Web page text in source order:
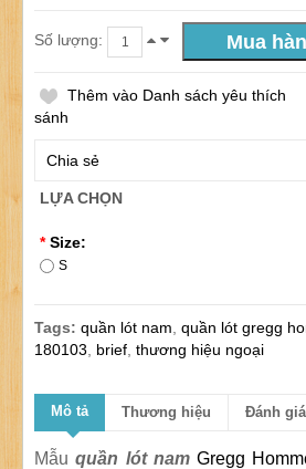
Số lượng:
Thêm vào Danh sách yêu thích
sánh
Chia sẻ
LỰA CHỌN
* Size:
S
Tags: quần lót nam quần lót gregg
180103
brief thương hiệu ngoại
Mô tả Thương hiệu Đánh
Mẫuquần lót namGregg